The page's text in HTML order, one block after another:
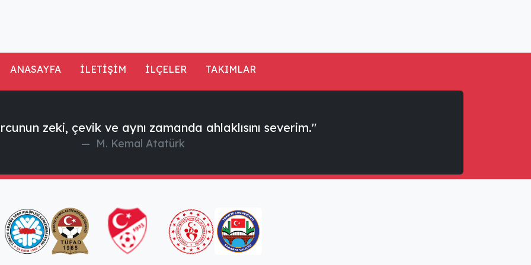
ANASAYFA İLETİŞİM İLÇELER TAKIMLAR
zeki, çevik ve aynı zamanda ahlaklısını severim."
M. Kemal Atatürk